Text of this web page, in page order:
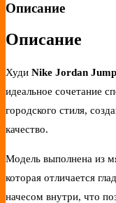
Описание
Описание
Худи Nike Jordan
идеальное сочетание
городского стиля,
качество.
Модель выполнена из
которая отличается
начесом внутри, что